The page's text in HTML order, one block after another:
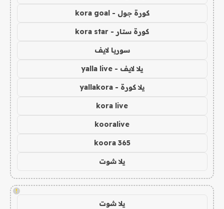
كورة جول - kora goal
كورة ستار - kora star
سوريا لايف
يلا لايف - yalla live
يلا كورة - yallakora
kora live
kooralive
koora 365
يلا شوت
!
يلا شوت